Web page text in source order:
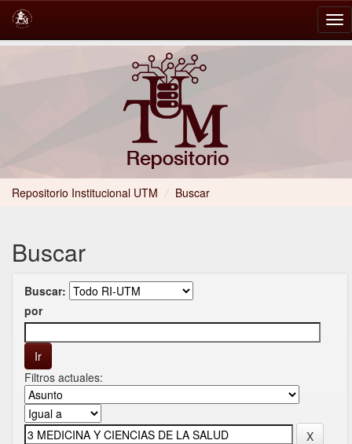
Repositorio Institucional UTM / Buscar
Buscar
Buscar:
por
Filtros actuales: